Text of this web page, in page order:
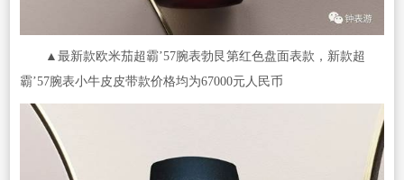
▲最新款欧米茄超霸’57腕表勃艮第红色盘面表款，新款超
霸’57腕表小牛皮皮带款价格均为67000元人民币